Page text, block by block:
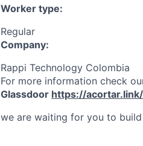
Worker type:
Regular
Company:
Rappi Technology Colombia
For more information check
Glassdoor https://
we are waiting for you to